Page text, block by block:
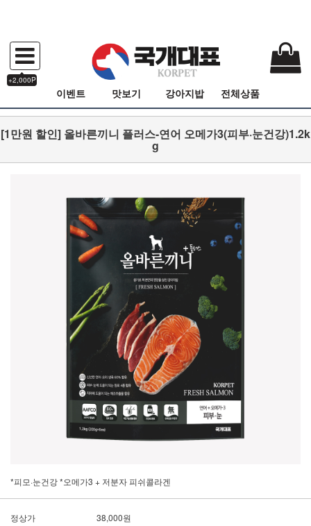
+2,000P
이벤트 맛보기 강아지밥 전체상품
[1만원 할인] 올바른끼니 플러스-연어 오메가3(피부·눈건강)1.2k
g
*피모·눈건강 *오메가3 + 저분자 피쉬콜라겐
정상가
38,000원